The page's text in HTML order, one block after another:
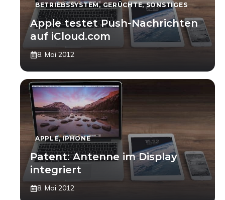
BETRIEBSSYSTEM,GERÜCHTE,SONSTIGES
Apple testet Push-Nachrichten
auf iCloud.com
8. Mai 2012
APPLE,IPHONE
Patent: Antenne im Display
integriert
8. Mai 2012